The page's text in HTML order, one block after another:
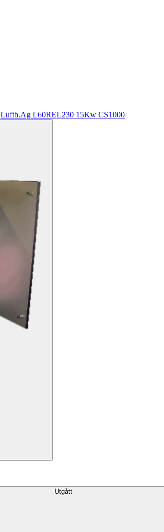
Luftb.Ag L60REL230 15Kw CS1000
Utgått